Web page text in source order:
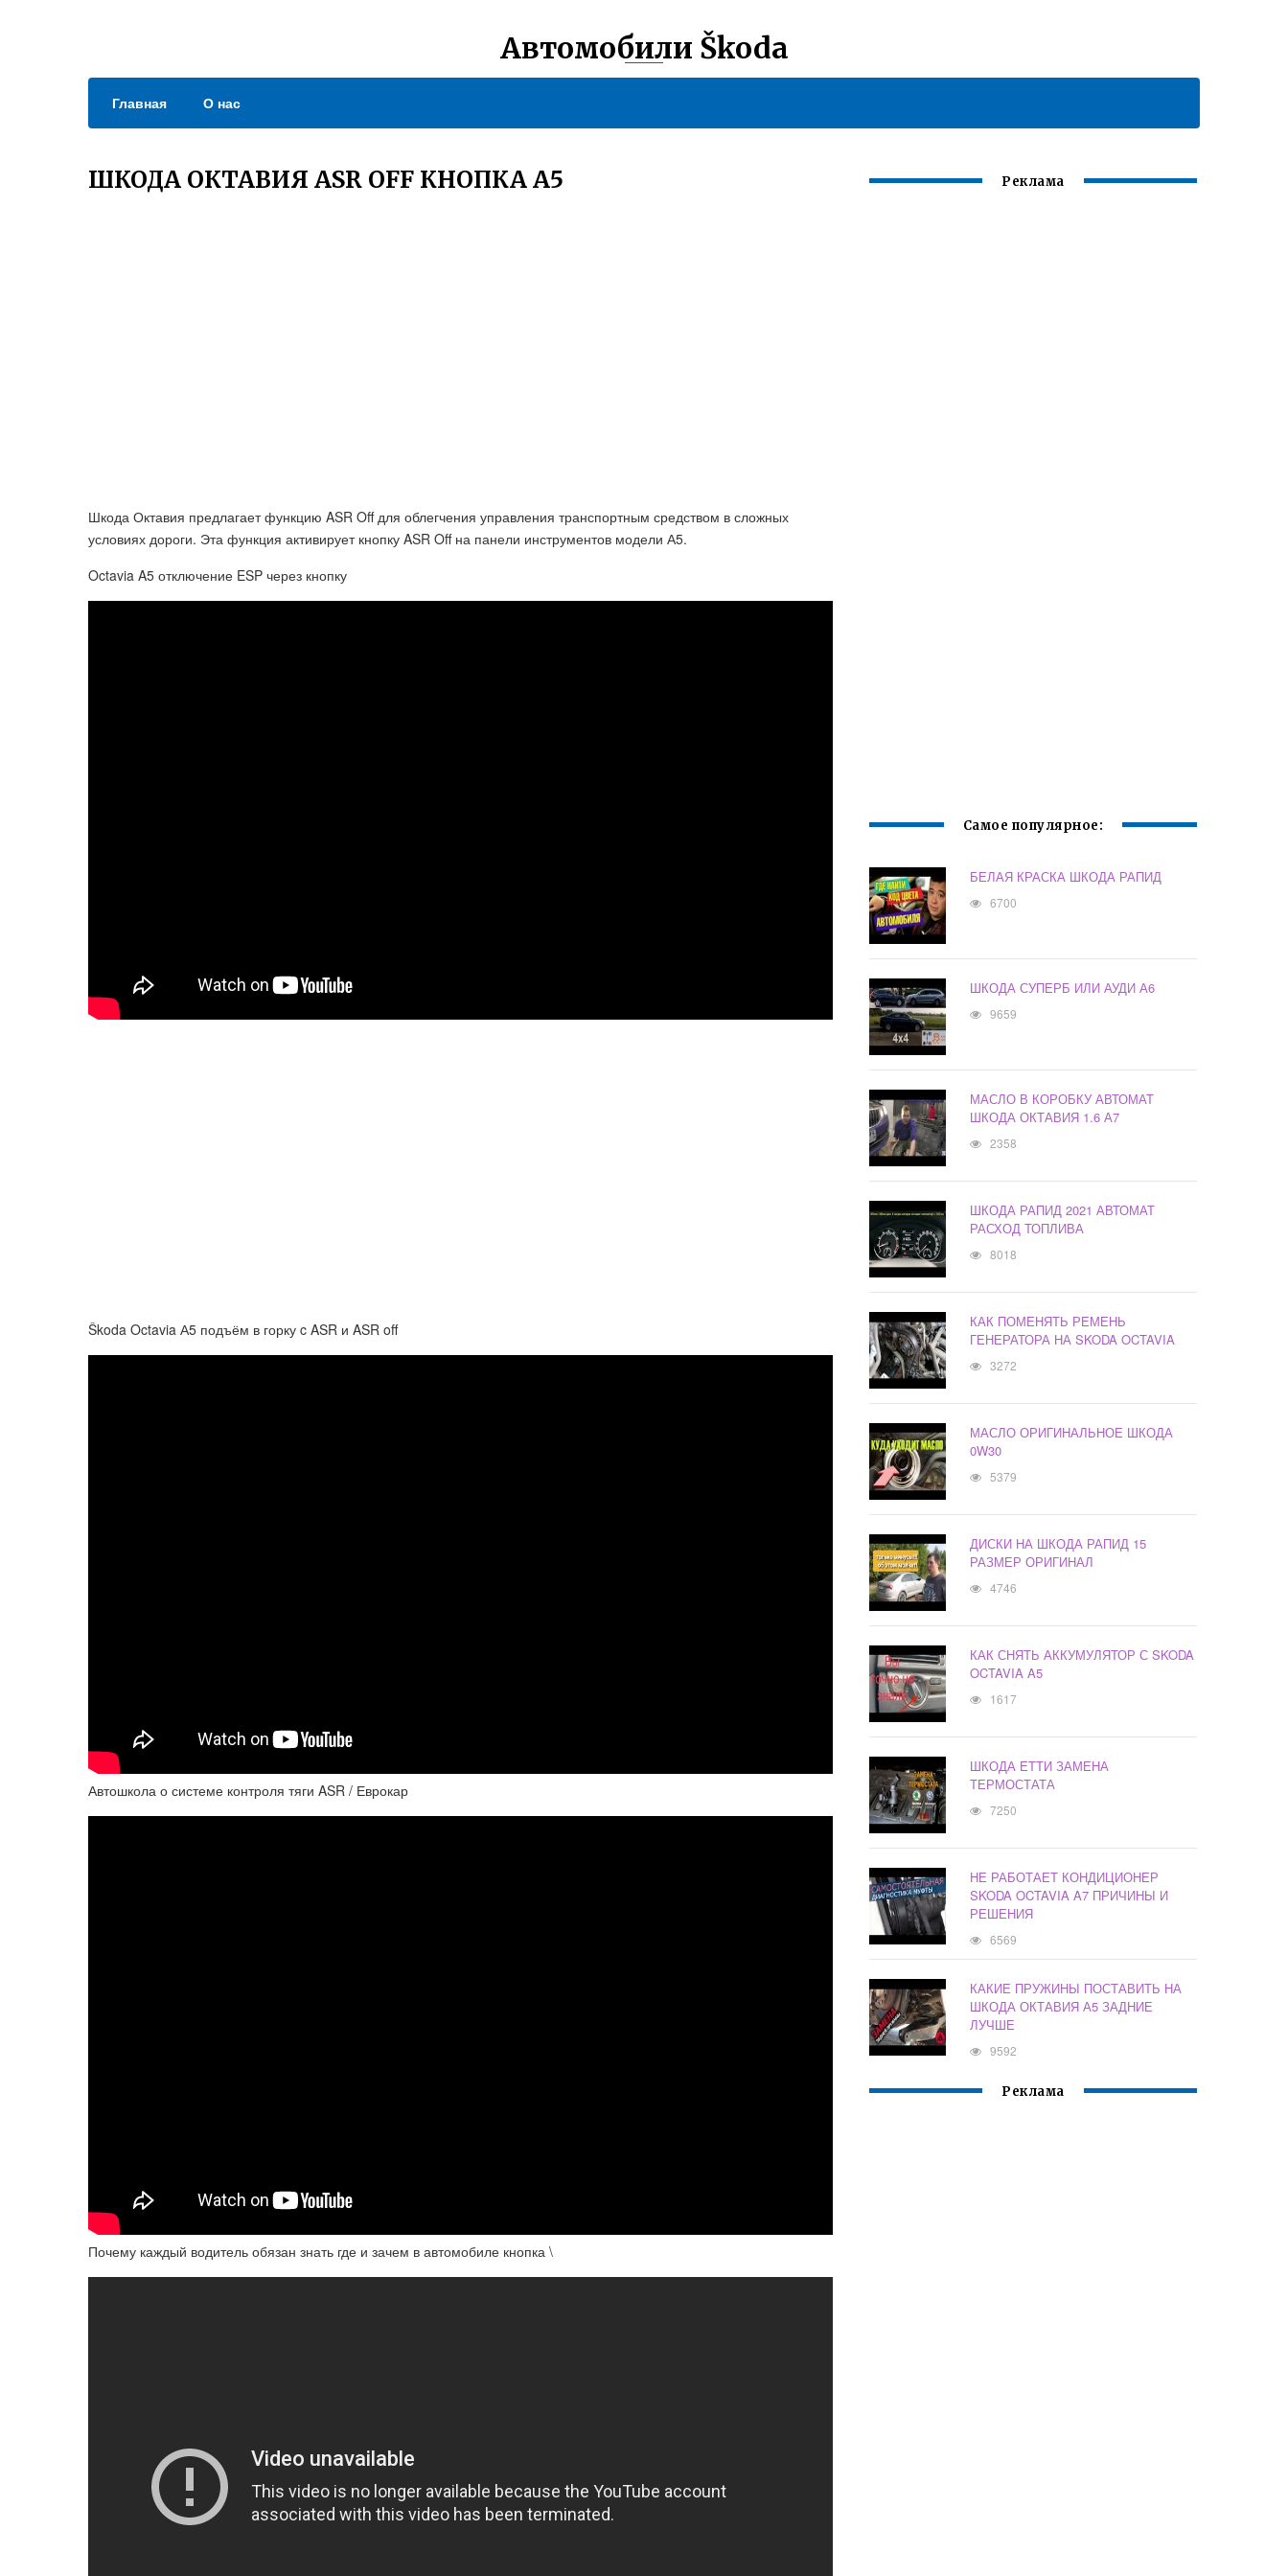
Автомобили Škoda
Главная О нас
ШКОДА ОКТАВИЯ ASR OFF КНОПКА А5
Шкода Октавия предлагает функцию ASR Off для облегчения управления транспортным средством в сложных
условиях дороги. Эта функция активирует кнопку ASR Off на панели инструментов модели А5.
Octavia A5 отключение ESP через кнопку
Škoda Octavia А5 подъём в горку c ASR и ASR off
Автошкола о системе контроля тяги ASR / Еврокар
Почему каждый водитель обязан знать где и зачем в автомобиле кнопка \
Реклама
Самое популярное:
БЕЛАЯ КРАСКА ШКОДА РАПИД
6700
ШКОДА СУПЕРБ ИЛИ АУДИ А6
9659
МАСЛО В КОРОБКУ АВТОМАТ
ШКОДА ОКТАВИЯ 1.6 А7
2358
ШКОДА РАПИД 2021 АВТОМАТ
РАСХОД ТОПЛИВА
8018
КАК ПОМЕНЯТЬ РЕМЕНЬ
ГЕНЕРАТОРА НА SKODA OCTAVIA
3272
МАСЛО ОРИГИНАЛЬНОЕ ШКОДА
0W30
5379
ДИСКИ НА ШКОДА РАПИД 15
РАЗМЕР ОРИГИНАЛ
4746
КАК СНЯТЬ АККУМУЛЯТОР С SKODA
OCTAVIA A5
1617
ШКОДА ЕТТИ ЗАМЕНА
ТЕРМОСТАТА
7250
НЕ РАБОТАЕТ КОНДИЦИОНЕР
SKODA OCTAVIA A7 ПРИЧИНЫ И
РЕШЕНИЯ
6569
КАКИЕ ПРУЖИНЫ ПОСТАВИТЬ НА
ШКОДА ОКТАВИЯ А5 ЗАДНИЕ
ЛУЧШЕ
9592
Реклама